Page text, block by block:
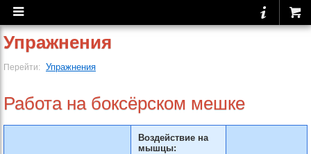
Упражнения
Перейти: Упражнения
Работа на боксёрском мешке
Воздействие на
мышцы: